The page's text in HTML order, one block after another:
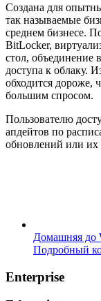
Создана для
так называемые
среднем бизнесе.
BitLocker,
стол, объединение
доступа к облаку.
обходится дороже,
большим спросом.
Пользователю
апдейтов по
обновлений или их
Домашняя до
Подробный
Enterprise